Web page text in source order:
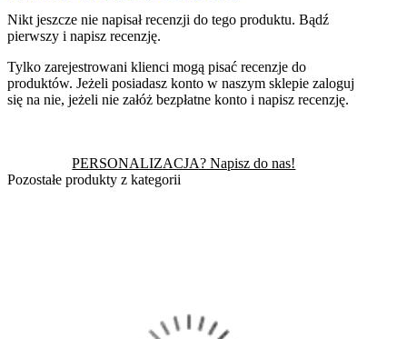
Nikt jeszcze nie napisał recenzji do tego produktu. Bądź
pierwszy i napisz recenzję.
Tylko zarejestrowani klienci mogą pisać recenzje do
produktów. Jeżeli posiadasz konto w naszym sklepie zaloguj
się na nie, jeżeli nie załóż bezpłatne konto i napisz recenzję.
PERSONALIZACJA? Napisz do nas!
Pozostałe produkty z kategorii